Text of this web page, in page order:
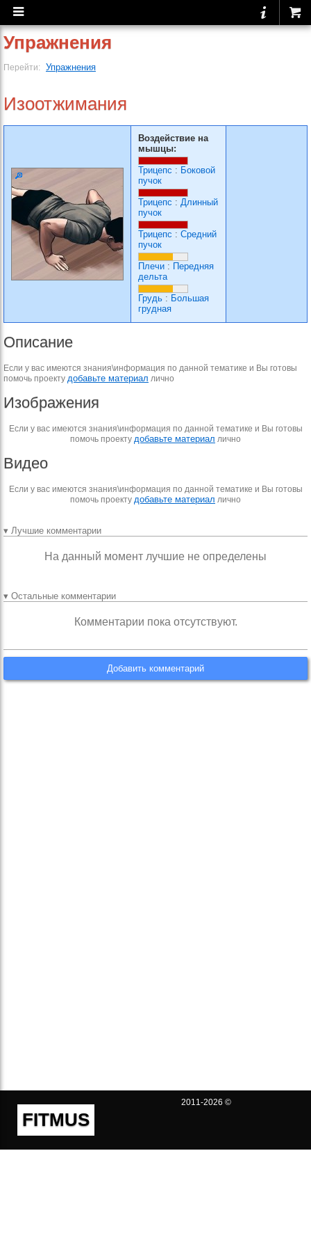
Упражнения
Перейти: Упражнения
Изоотжимания
Воздействие на
мышцы:
Трицепс : Боковой
пучок
Трицепс : Длинный
пучок
Трицепс : Средний
пучок
Плечи : Передняя
дельта
Грудь : Большая
грудная
Описание
Если у вас имеются знания\информация по данной тематике и Вы готовы
помочь проекту добавьте материал лично
Изображения
Если у вас имеются знания\информация по данной тематике и Вы готовы
помочь проекту добавьте материал лично
Видео
Если у вас имеются знания\информация по данной тематике и Вы готовы
помочь проекту добавьте материал лично
▾ Лучшие комментарии
На данный момент лучшие не определены
▾ Остальные комментарии
Комментарии пока отсутствуют.
Добавить комментарий
FITMUS
2011-2026 ©